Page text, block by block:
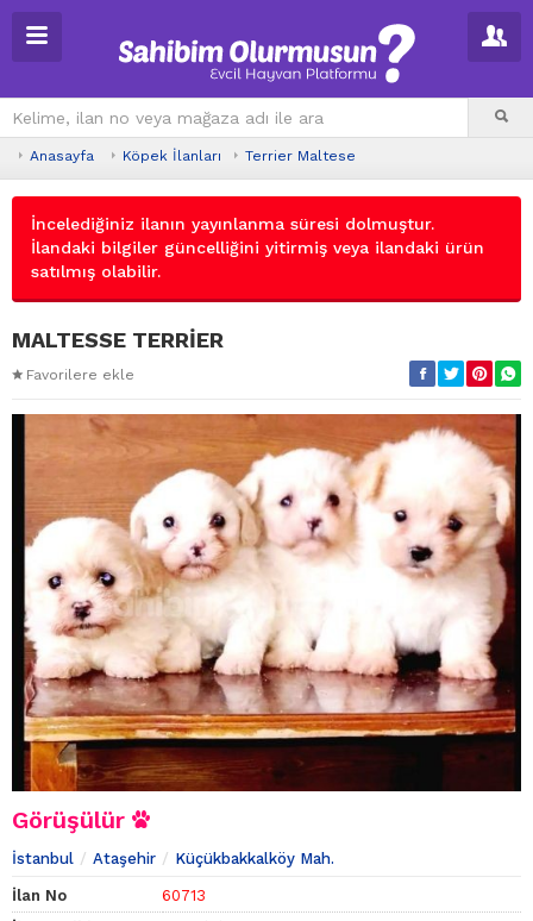
Anasayfa Köpek İlanları Terrier Maltese
İncelediğiniz ilanın yayınlanma süresi dolmuştur.
İlandaki bilgiler güncelliğini yitirmiş veya ilandaki ürün
satılmış olabilir.
MALTESSE TERRİER
Favorilere ekle
Görüşülür
İstanbul Ataşehir Küçükbakkalköy Mah.
İlan No
60713